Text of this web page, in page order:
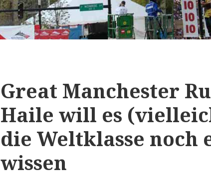
Great Manchester
Haile will es
die Weltklasse noch
wissen